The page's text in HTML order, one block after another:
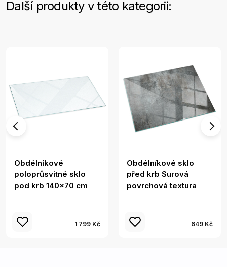
Další produkty v této kategorii:
Obdélníkové
poloprůsvitné sklo
pod krb 140x70 cm
1 799 Kč
Obdélníkové sklo
před krb Surová
povrchová textura
649 Kč